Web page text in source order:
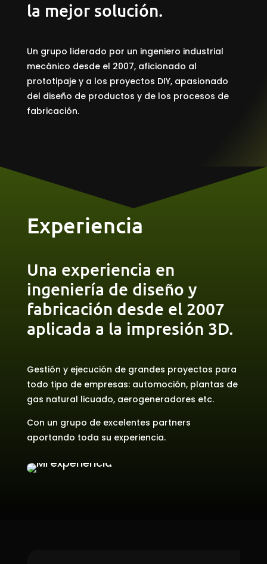
la mejor solución.
Un grupo liderado por un ingeniero industrial
mecánico desde el 2007, aficionado al
prototipaje y a los proyectos DIY, apasionado
del diseño de productos y de los procesos de
fabricación.
Experiencia
Una experiencia en
ingeniería de diseño y
fabricación desde el 2007
aplicada a la impresión 3D.
Gestión y ejecución de grandes proyectos para
todo tipo de empresas: automoción, plantas de
gas natural licuado, aerogeneradores etc.
Con un grupo de excelentes partners
aportando toda su experiencia.